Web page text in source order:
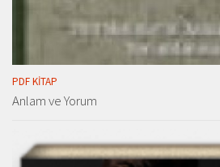
PDF KITAP
Anlam ve Yorum